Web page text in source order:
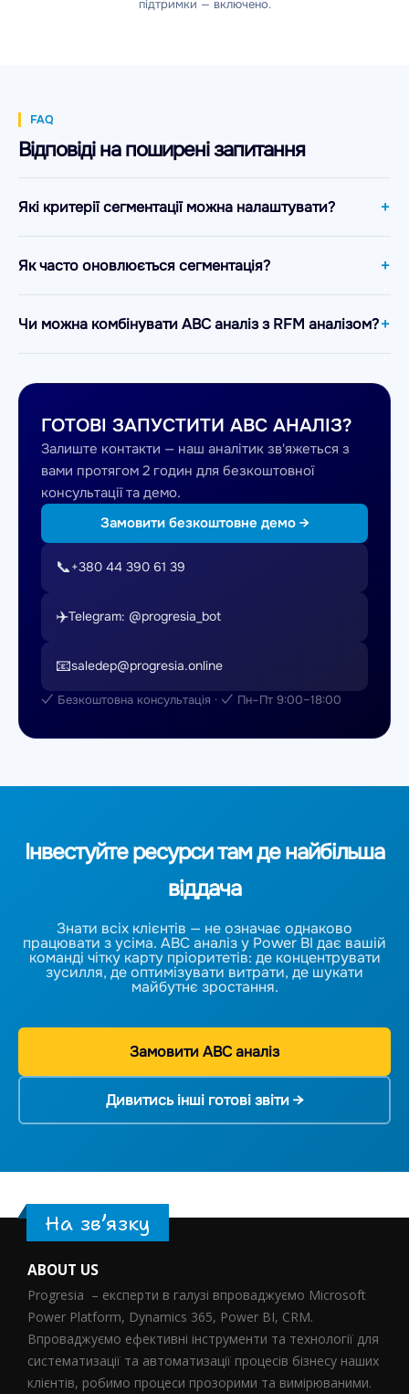
підтримки — включено.
FAQ
Відповіді на поширені запитання
Які критерії сегментації можна налаштувати?
Як часто оновлюється сегментація?
Чи можна комбінувати ABC аналіз з RFM аналізом?
ГОТОВІ ЗАПУСТИТИ ABC АНАЛІЗ?
Залиште контакти — наш аналітик зв'яжеться з
вами протягом 2 годин для безкоштовної
консультації та демо.
Замовити безкоштовне демо →
📞+380 44 390 61 39
✈️Telegram: @progresia_bot
📧saledep@progresia.online
✓ Безкоштовна консультація · ✓ Пн–Пт 9:00–18:00
Інвестуйте ресурси там де найбільша
віддача
Знати всіх клієнтів — не означає однаково
працювати з усіма. ABC аналіз у Power BI дає вашій
команді чітку карту пріоритетів: де концентрувати
зусилля, де оптимізувати витрати, де шукати
майбутнє зростання.
Замовити ABC аналіз
Дивитись інші готові звіти →
На зв’язку
ABOUT US
Progresia – експерти в галузі впроваджуємо Microsoft
Power Platform, Dynamics 365, Power BI, CRM.
Впроваджуємо ефективні інструменти та технології для
систематизації та автоматизації процесів бізнесу наших
клієнтів, робимо процеси прозорими та вимірюваними.